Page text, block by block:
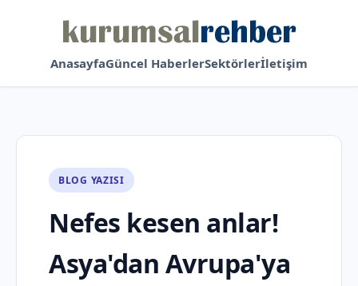
AnasayfaGüncel HaberlerSektörlerİletişim
BLOG YAZISI
Nefes kesen anlar!
Asya'dan Avrupa'ya